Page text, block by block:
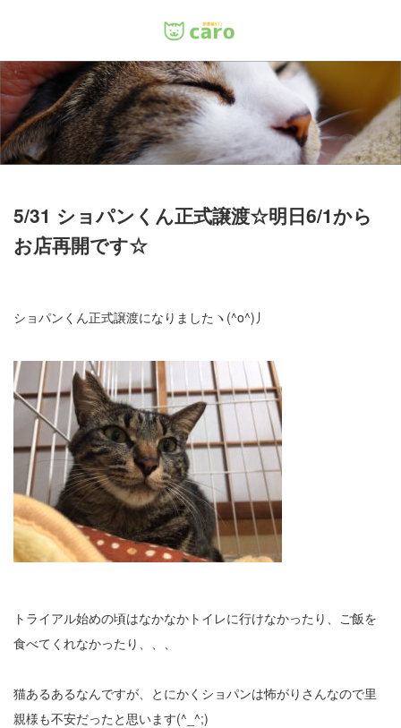
5/31 ショパンくん正式譲渡☆明日6/1から
お店再開です☆
ショパンくん正式譲渡になりましたヽ(^o^)丿
トライアル始めの頃はなかなかトイレに行けなかったり、ご飯を
食べてくれなかったり、、、
猫あるあるなんですが、とにかくショパンは怖がりさんなので里
親様も不安だったと思います(^_^;)
Menu
ホーム
料金
里親について
店舗情報